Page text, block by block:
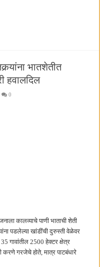
भातशेतीत
हवालदिल
0
कालव्याचे पाणी भाताची शेती
पडलेल्या खांडींची दुरुस्ती वेळेवर
35 गावांतील 2500 हेक्टर क्षेत्र
करणे गरजेचे होते, मात्र पाटबंधारे